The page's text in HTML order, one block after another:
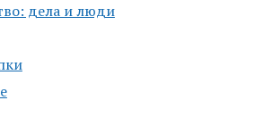
дела и люди